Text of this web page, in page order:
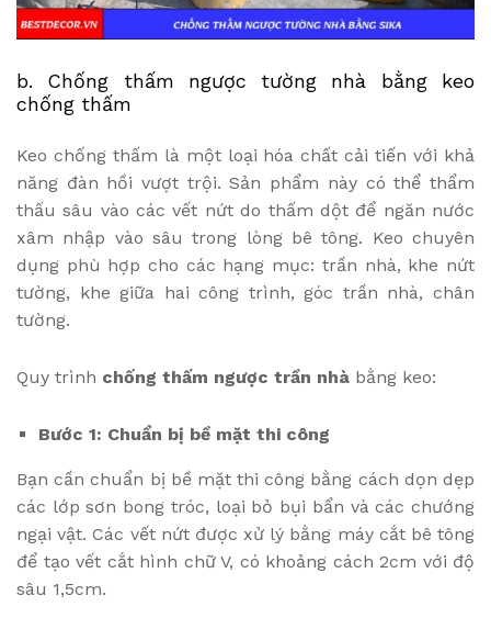
b. Chống thấm ngược tường nhà bằng keo
chống thấm
Keo chống thấm là một loại hóa chất cải tiến với khả
năng đàn hồi vượt trội. Sản phẩm này có thể thẩm
thấu sâu vào các vết nứt do thấm dột để ngăn nước
xâm nhập vào sâu trong lòng bê tông. Keo chuyên
dụng phù hợp cho các hạng mục: trần nhà, khe nứt
tường, khe giữa hai công trình, góc trần nhà, chân
tường.
Quy trình chống thấm ngược trần nhà bằng keo:
Bước 1: Chuẩn bị bề mặt thi công
Bạn cần chuẩn bị bề mặt thi công bằng cách dọn dẹp
các lớp sơn bong tróc, loại bỏ bụi bẩn và các chướng
ngại vật. Các vết nứt được xử lý bằng máy cắt bê tông
để tạo vết cắt hình chữ V, có khoảng cách 2cm với độ
sâu 1,5cm.